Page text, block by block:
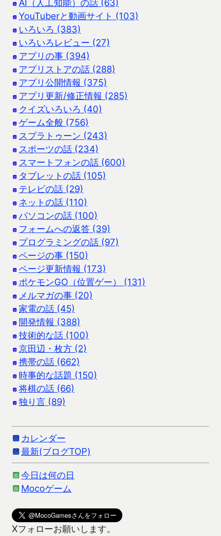
AI（人工知能）の話 (63)
YouTuberと動画サイト (103)
いろいろ (383)
いろいろレビュー (27)
アプリの事 (394)
アプリストアの話 (288)
アプリ公開情報 (375)
アプリ更新/修正情報 (285)
クイズいろいろ (40)
ゲーム全般 (756)
スプラトゥーン (243)
スポーツの話 (234)
スマートフォンの話 (600)
タブレットの話 (105)
テレビの話 (29)
ネットの話 (110)
パソコンの話 (100)
フォームへの返答 (39)
プログラミングの話 (97)
ページの事 (150)
ページ更新情報 (173)
ポケモンGO（位置ゲー） (131)
メルマガの事 (20)
家電の話 (45)
開発情報 (388)
技術的な話 (100)
京田辺・枚方 (2)
携帯の話 (662)
時事的な話題 (150)
将棋の話 (66)
独り言 (89)
カレンダー
最新(ブログTOP)
今日は何の日
Mocoゲーム
Xフォローお願いします。